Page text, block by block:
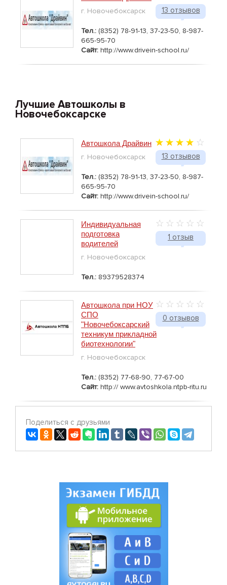
13 отзывов
г. Новочебоксарск
Тел.: (8352) 78-91-13, 37-23-50, 8-987-
665-95-70
Сайт: http://www.drivein-school.ru/
Лучшие Автошколы в
Новочебоксарске
13 отзывов
Автошкола Драйвин
г. Новочебоксарск
Тел.: (8352) 78-91-13, 37-23-50, 8-987-
665-95-70
Сайт: http://www.drivein-school.ru/
1 отзыв
Индивидуальная
подготовка
водителей
г. Новочебоксарск
Тел.: 89379528374
0 отзывов
Автошкола при НОУ
СПО
"Новочебоксарский
техникум прикладной
биотехнологии"
г. Новочебоксарск
Тел.: (8352) 77-68-90, 77-67-00
Сайт: http:// www.avtoshkola.ntpb-ritu.ru
Поделиться с друзьями